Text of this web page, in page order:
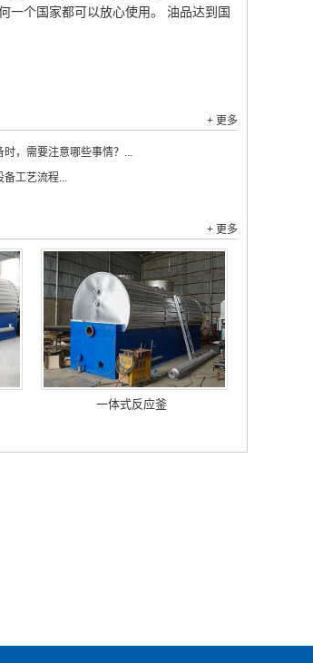
一个国家都可以放心使用。 油品达到国
+ 更多
，需要注意哪些事情？...
备工艺流程...
+ 更多
一体式反应釜